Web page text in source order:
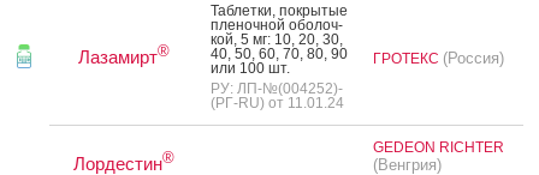
Лазамирт®
Таб­летки, пок­ры­тые
пле­ноч­ной обо­лоч­
кой, 5 мг: 10, 20, 30,
40, 50, 60, 70, 80, 90
или 100 шт.
РУ: ЛП-№(004252)-
(РГ-RU) от 11.01.24
ГРОТЕКС (Россия)
Лордестин®
GEDEON RICHTER
(Венгрия)